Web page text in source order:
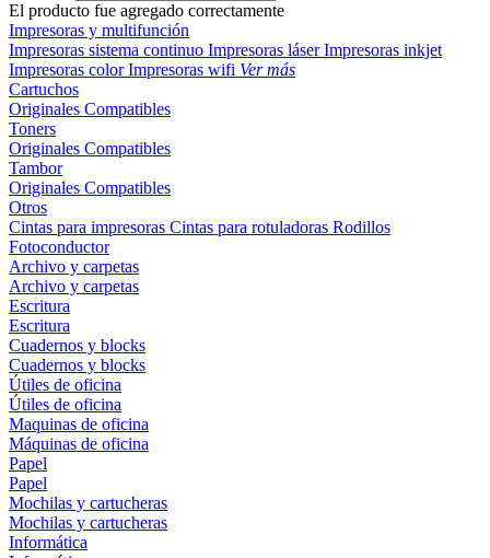
El producto fue agregado correctamente
Impresoras y multifunción
Impresoras sistema continuo Impresoras láserImpresoras inkjet
Impresoras colorImpresoras wifi Ver más
Cartuchos
Originales Compatibles
Toners
Originales Compatibles
Tambor
Originales Compatibles
Otros
Cintas para impresoras Cintas para rotuladoras Rodillos
Fotoconductor
Archivo y carpetas
Archivo y carpetas
Escritura
Escritura
Cuadernos y blocks
Cuadernos y blocks
Útiles de oficina
Útiles de oficina
Maquinas de oficina
Máquinas de oficina
Papel
Papel
Mochilas y cartucheras
Mochilas y cartucheras
Informática